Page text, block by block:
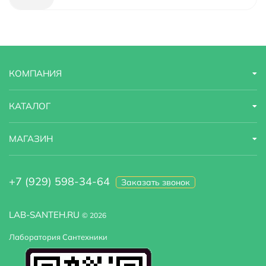
Область применения
Стандарт подводки
Тип подводки гибкая
Высота излива 11.1
LAB-SANTEH.RU © 2026
Лаборатория Сантехники
КОМПАНИЯ
КАТАЛОГ
МАГАЗИН
+7 (929) 598-34-64 Заказать звонок